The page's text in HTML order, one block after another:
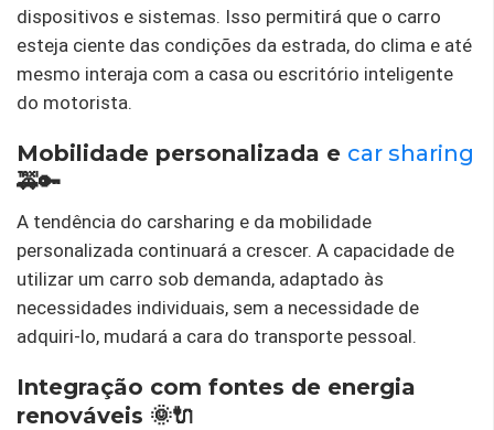
dispositivos e sistemas. Isso permitirá que o carro
esteja ciente das condições da estrada, do clima e até
mesmo interaja com a casa ou escritório inteligente
do motorista.
Mobilidade personalizada e car sharing
🚕🔑
A tendência do carsharing e da mobilidade
personalizada continuará a crescer. A capacidade de
utilizar um carro sob demanda, adaptado às
necessidades individuais, sem a necessidade de
adquiri-lo, mudará a cara do transporte pessoal.
Integração com fontes de energia
renováveis ​​🌞🔌